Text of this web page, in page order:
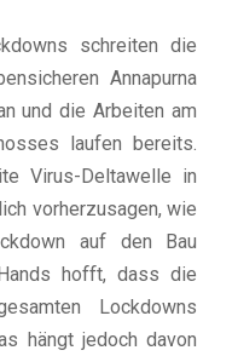
schreiten die
Annapurna
und die Arbeiten am
laufen bereits.
Virus-Deltawelle in
vorherzusagen, wie
auf den Bau
hofft, dass die
Lockdowns
hängt jedoch davon